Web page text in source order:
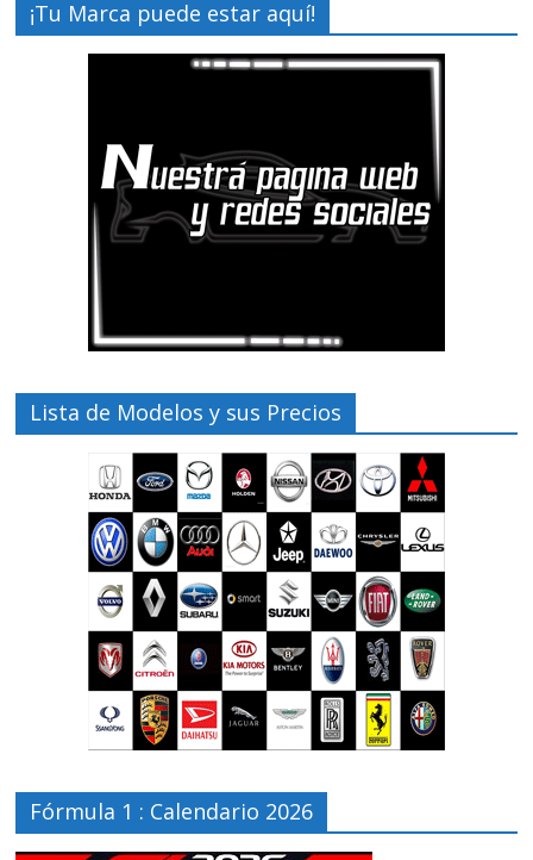
¡Tu Marca puede estar aquí!
Lista de Modelos y sus Precios
Fórmula 1 : Calendario 2026